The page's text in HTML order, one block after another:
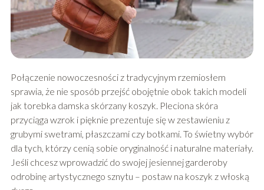
Połączenie nowoczesności z tradycyjnym rzemiosłem
sprawia, że nie sposób przejść obojętnie obok takich modeli
jak torebka damska skórzany koszyk. Pleciona skóra
przyciąga wzrok i pięknie prezentuje się w zestawieniu z
grubymi swetrami, płaszczami czy botkami. To świetny wybór
dla tych, którzy cenią sobie oryginalność i naturalne materiały.
Jeśli chcesz wprowadzić do swojej jesiennej garderoby
odrobinę artystycznego sznytu – postaw na koszyk z włoską